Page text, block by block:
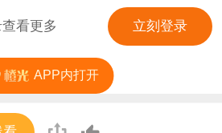
看更多 立刻登录
APP内打开